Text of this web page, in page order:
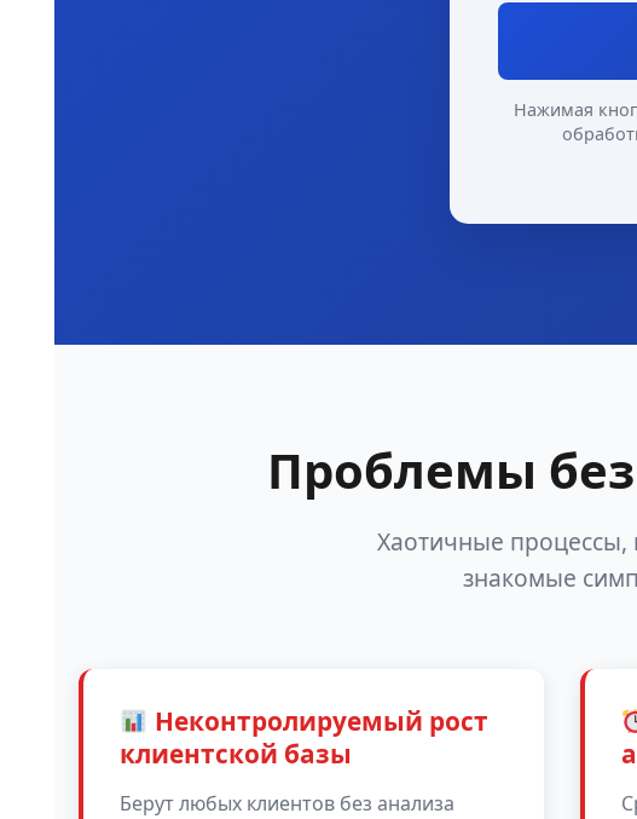
Нажимая
Проблемы
Хаотичные
знакомые
Неконтролируемый рост
клиентской базы
Берут любых клиентов без анализа